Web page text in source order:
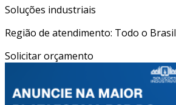
Soluções industriais
Região de atendimento: Todo o Brasil
Solicitar orçamento